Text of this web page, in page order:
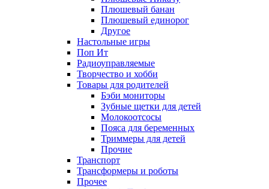
Плюшевый банан
Плюшевый единорог
Другое
Настольные игры
Поп Ит
Радиоуправляемые
Творчество и хобби
Товары для родителей
Бэби мониторы
Зубные щетки для детей
Молокоотсосы
Пояса для беременных
Триммеры для детей
Прочие
Транспорт
Трансформеры и роботы
Прочее